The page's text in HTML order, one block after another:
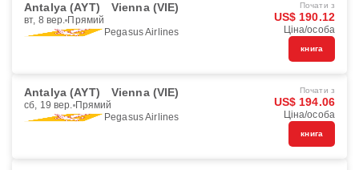
Antalya (AYT) Vienna (VIE)
вт, 8 вер. Прямий
Pegasus Airlines
Почати з
US$ 190.12
Ціна/особа
книга
Antalya (AYT) Vienna (VIE)
сб, 19 вер. Прямий
Pegasus Airlines
Почати з
US$ 194.06
Ціна/особа
книга